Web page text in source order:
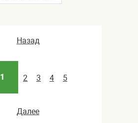
Назад
1 2 3 4 5
Далее